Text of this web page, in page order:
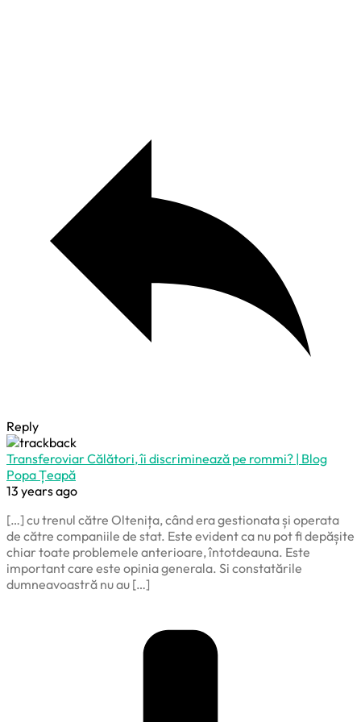
Reply
Transferoviar Călători, îi discriminează pe rommi? | Blog
Popa Țeapă
13 years ago
[…] cu trenul către Oltenița, când era gestionata și operata
de către companiile de stat. Este evident ca nu pot fi depășite
chiar toate problemele anterioare, întotdeauna. Este
important care este opinia generala. Si constatările
dumneavoastră nu au […]